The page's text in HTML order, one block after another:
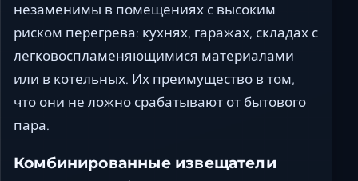
незаменимы в помещениях с высоким
риском перегрева: кухнях, гаражах, складах с
легковоспламеняющимися материалами
или в котельных. Их преимущество в том,
что они не ложно срабатывают от бытового
пара.
Комбинированные извещатели